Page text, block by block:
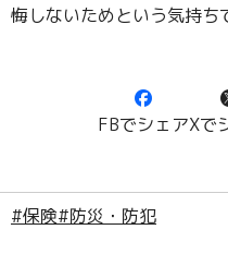
悔しないためという気持ち
FBでシェアXで
#保険#防災・防犯